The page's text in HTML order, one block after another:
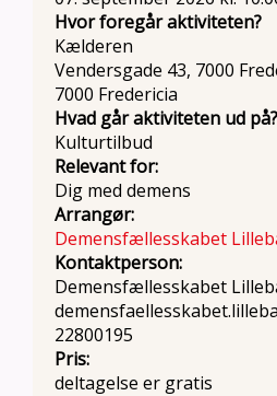
Hvor foregår aktiviteten?
Kælderen
Vendersgade 43, 7000
7000 Fredericia
Hvad går aktiviteten ud på?
Kulturtilbud
Relevant for:
Dig med demens
Arrangør:
Demensfællesskabet
Kontaktperson:
Demensfællesskabet
22800195
Pris:
deltagelse er gratis